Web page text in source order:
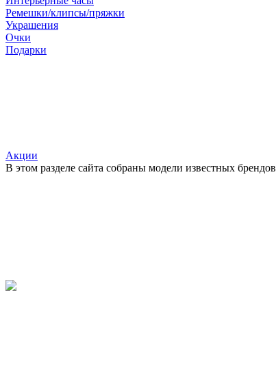
Ремешки/клипсы/пряжки
Украшения
Очки
Подарки
Акции
В этом разделе сайта собраны модели известных брендов